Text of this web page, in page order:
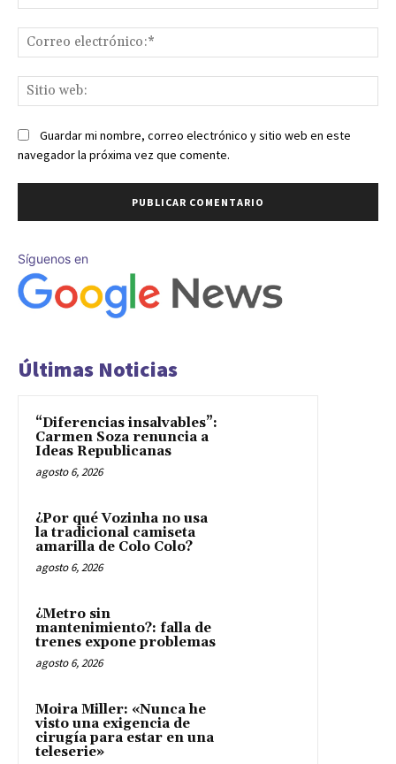
Guardar mi nombre, correo electrónico y sitio web en este
navegador la próxima vez que comente.
Síguenos en
Últimas Noticias
“Diferencias insalvables”:
Carmen Soza renuncia a
Ideas Republicanas
agosto 6, 2026
¿Por qué Vozinha no usa
la tradicional camiseta
amarilla de Colo Colo?
agosto 6, 2026
¿Metro sin
mantenimiento?: falla de
trenes expone problemas
agosto 6, 2026
Moira Miller: «Nunca he
visto una exigencia de
cirugía para estar en una
teleserie»